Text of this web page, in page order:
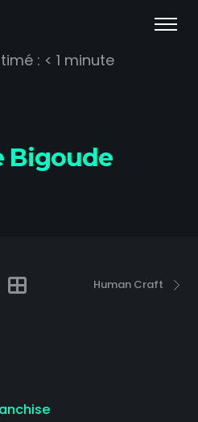
: < 1 minute
Bigoude
Human Craft